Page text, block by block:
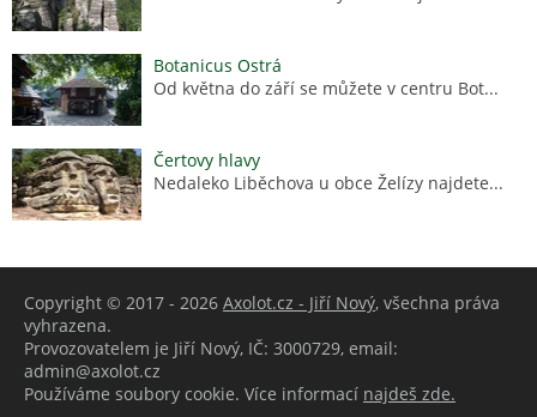
Botanicus Ostrá
Od května do září se můžete v centru Bot...
Čertovy hlavy
Nedaleko Liběchova u obce Želízy najdete...
Copyright © 2017 - 2026 Axolot.cz - Jiří Nový, všechna práva
vyhrazena.
Provozovatelem je Jiří Nový, IČ: 3000729, email:
admin@axolot.cz
Používáme soubory cookie. Více informací najdeš zde.